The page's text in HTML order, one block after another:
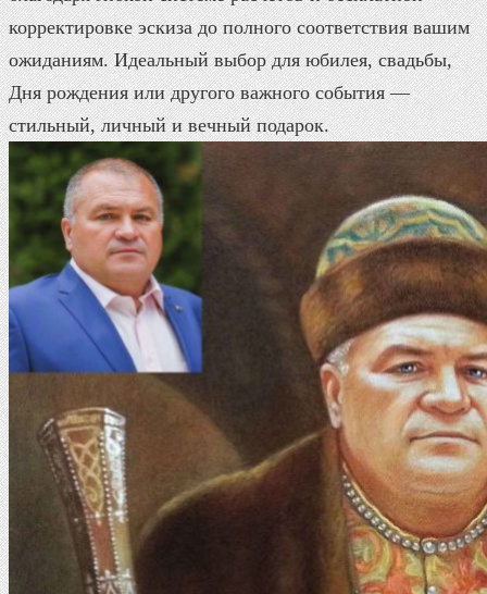
корректировке эскиза до полного соответствия вашим
ожиданиям. Идеальный выбор для юбилея, свадьбы,
Дня рождения или другого важного события —
стильный, личный и вечный подарок.